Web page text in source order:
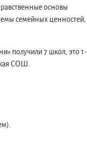
основы
семейных ценностей,
получили 7 школ, это 1-
СОШ.